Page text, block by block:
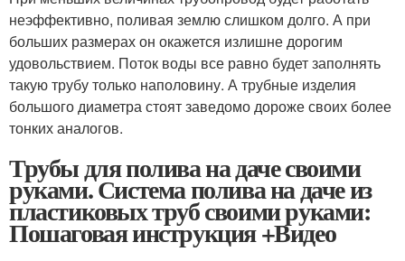
неэффективно, поливая землю слишком долго. А при
больших размерах он окажется излишне дорогим
удовольствием. Поток воды все равно будет заполнять
такую трубу только наполовину. А трубные изделия
большого диаметра стоят заведомо дороже своих более
тонких аналогов.
Трубы для полива на даче своими
руками. Система полива на даче из
пластиковых труб своими руками:
Пошаговая инструкция +Видео